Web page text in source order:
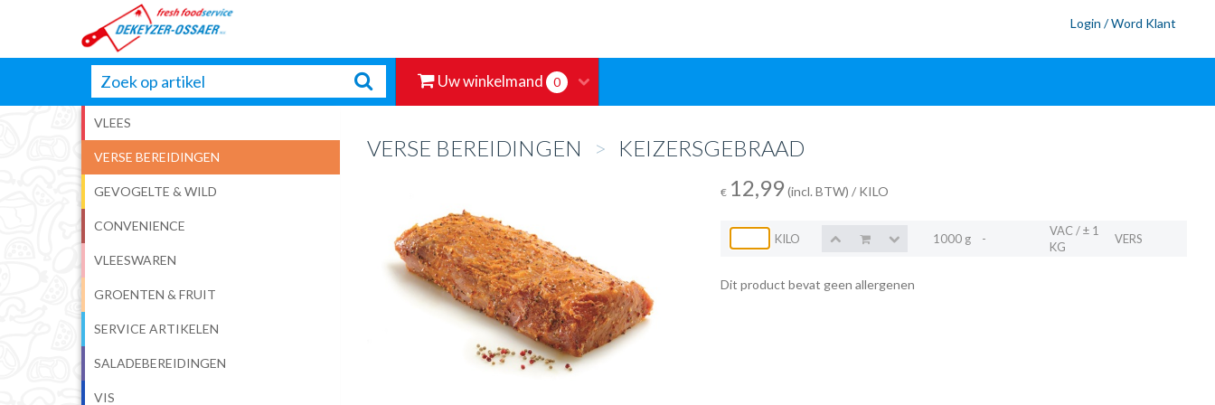
Login / Word Klant
Uw winkelmand 0
VLEES
VERSE BEREIDINGEN
GEVOGELTE & WILD
CONVENIENCE
VLEESWAREN
GROENTEN & FRUIT
SERVICE ARTIKELEN
SALADEBEREIDINGEN
VIS
VERSE BEREIDINGEN > KEIZERSGEBRAAD
€ 12,99(incl. BTW) / KILO
KILO 1000 g -
VAC / ± 1
KG
VERS
Dit product bevat geen allergenen